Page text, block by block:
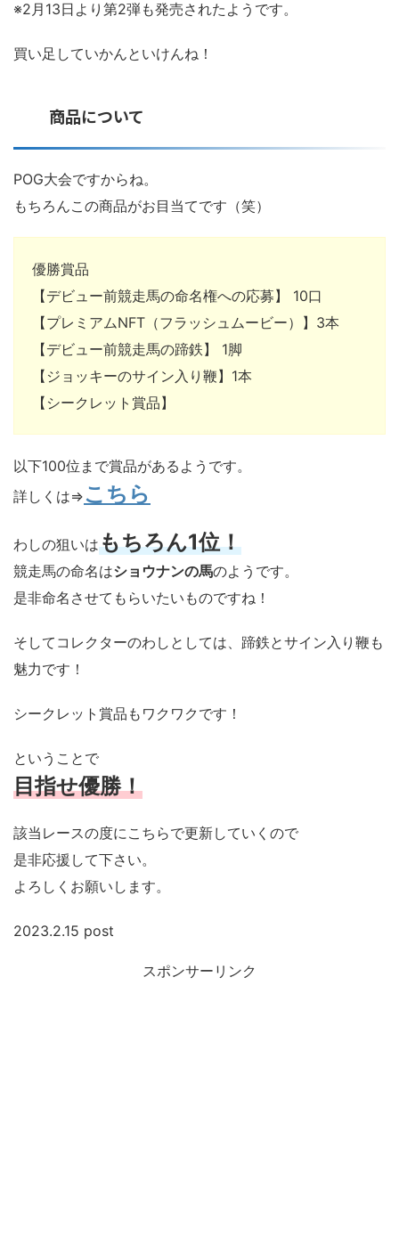
※2月13日より第2弾も発売されたようです。
買い足していかんといけんね！
商品について
POG大会ですからね。
もちろんこの商品がお目当てです（笑）
優勝賞品
【デビュー前競走馬の命名権への応募】 10口
【プレミアムNFT（フラッシュムービー）】3本
【デビュー前競走馬の蹄鉄】 1脚
【ジョッキーのサイン入り鞭】1本
【シークレット賞品】
以下100位まで賞品があるようです。
詳しくは⇒こちら
わしの狙いはもちろん1位！
競走馬の命名はショウナンの馬のようです。
是非命名させてもらいたいものですね！
そしてコレクターのわしとしては、蹄鉄とサイン入り鞭も
魅力です！
シークレット賞品もワクワクです！
ということで
目指せ優勝！
該当レースの度にこちらで更新していくので
是非応援して下さい。
よろしくお願いします。
2023.2.15 post
スポンサーリンク